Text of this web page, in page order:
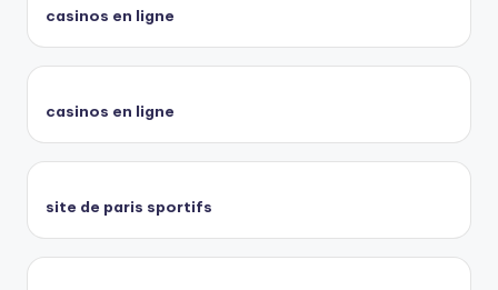
casinos en ligne
casinos en ligne
site de paris sportifs